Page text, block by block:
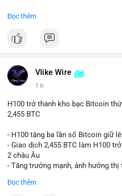
📰 Nguồn: CoinDesk
Đọc thêm
Vlike Wire
1 h
H100 trở thành kho bạc Bitcoin
2,455 BTC
- H100 tăng ba lần số Bitcoin giữ
- Giao dịch 2,455 BTC làm H100
2 châu Âu
- Tăng trưởng mạnh, ảnh hưởng thị
#binancesquare
Đọc thêm